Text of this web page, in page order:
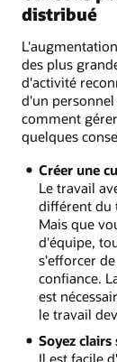
distribué
des plus
d'activité
d'un
comment
quelques
Créer une
Le travail
différent du
Mais que
d'équipe,
s'efforcer
confiance.
est
le travail
Soyez
Il est facile